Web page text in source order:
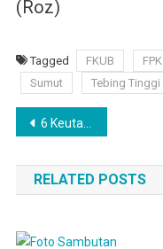
(Roz)
Tagged FKUB FPK
Sumut
Tebing Tinggi
Navigasi
pos
6 Keutamaan Selawat Munjiyat
RELATED POSTS